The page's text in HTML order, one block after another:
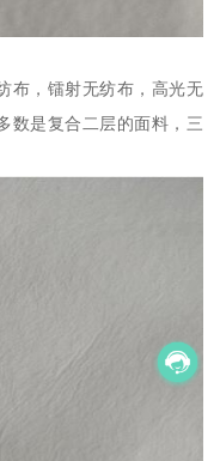
布，镭射无纺布，高光无
数是复合二层的面料，三